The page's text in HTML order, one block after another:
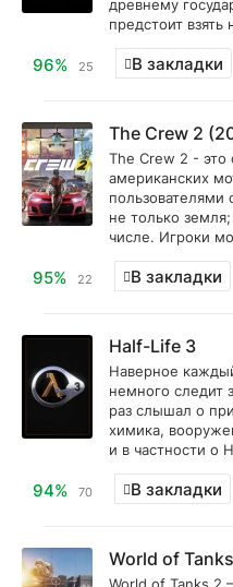
древнему
предстоит взять
96% 25 В закладки
The Crew 2
The Crew 2 -
американских
не только
числе. Игроки
95% 22 В закладки
Half-Life 3
Наверное
немного следит
раз слышал о
химика,
и в частности о
94% 70 В закладки
World of